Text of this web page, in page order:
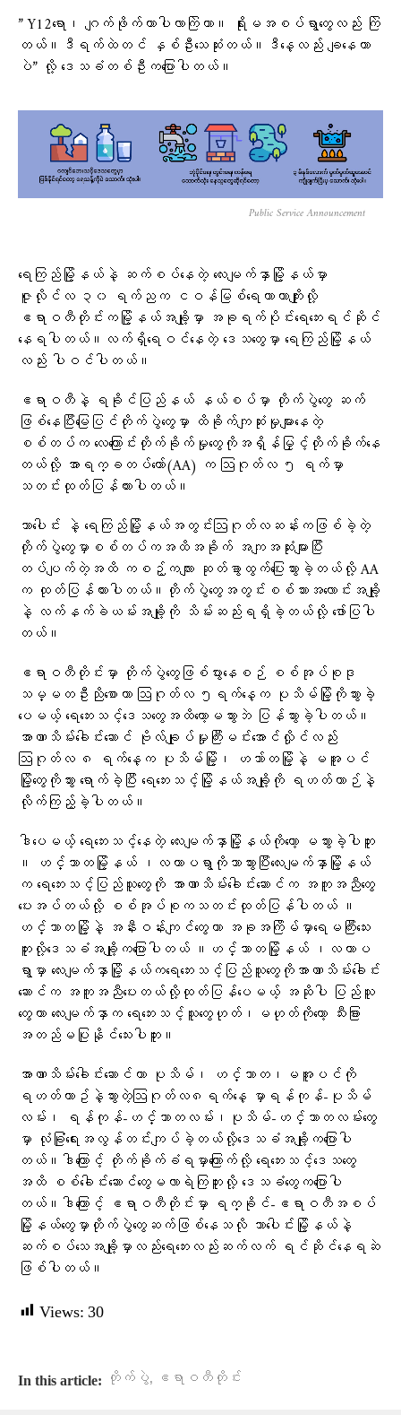
” Y12ရော၊ ဂျက်ဖိုက်တာပါလာကြဲတာ။ ရိုးမအစပ်ရွာတွေလည်း ကြဲ
တယ်။ဒီရက်ထဲတင် နှစ်ဦးသေဆုံးတယ်။ဒီနေ့လည်း ချနေတာ
ပဲ” လို့ ဒေသခံတစ်ဦးကပြောပါတယ်။
Public Service Announcement
ရေကြည်မြို့နယ်နဲ့ ဆက်စပ်နေတဲ့ လေးမျက်နှာမြို့နယ်မှာ
ဇူလိုင်လ ၃၀ ရက်ညက ငဝန်မြစ်ရေကာတာကျိုးလို့
ဧရာဝတီတိုင်းကမြို့နယ်အချို့မှာ အခုရက်ပိုင်းရေဘေးရင်ဆိုင်
နေရပါတယ်။လက်ရှိရေဝင်နေတဲ့ ဒေသတွေမှာ ရေကြည်မြို့နယ်
လည်း ပါဝင်ပါတယ်။
ဧရာဝတီနဲ့ ရခိုင်ပြည်နယ် နယ်စပ်မှာ တိုက်ပွဲတွေ ဆက်
ဖြစ်နေပြီးမြေပြင်တိုက်ပွဲတွေမှာ ထိခိုက်ကျဆုံးမှုများနေတဲ့
စစ်တပ်က လေကြောင်းတိုက်ခိုက်မှုတွေကိုအရှိန်မြှင့်တိုက်ခိုက်နေ
တယ်လို့ အာရက္ခတပ်တော်(AA) က ဩဂုတ်လ ၅ ရက်မှာ
သတင်းထုတ်ပြန်ထားပါတယ်။
သာပေါင်း နဲ့ ရေကြည်မြို့နယ်အတွင်းဩဂုတ်လဆန်းကဖြစ်ခဲ့တဲ့
တိုက်ပွဲတွေမှာစစ်တပ်ကအထိအခိုက် အကျအဆုံးများပြီး
တပ်ပျက်တဲ့အထိ ကစဉ့်ကလျား ဆုတ်ခွာထွက်ပြေးသွားခဲ့တယ်လို့ AA
က ထုတ်ပြန်ထားပါတယ်။တိုက်ပွဲတွေအတွင်းစစ်သားအလောင်းအချို့
နဲ့ လက်နက်ခဲယမ်းအချို့ကို သိမ်းဆည်းရရှိခဲ့တယ်လို့ ​ဖော်ပြပါ
တယ်။
ဧရာဝတီတိုင်းမှာ တိုက်ပွဲတွေဖြစ်ပွားနေစဉ် စစ်အုပ်စုဒု
သမ္မတဦးညိုစောဟာ ဩဂုတ်လ ၅ရက်နေ့က ပုသိမ်မြို့ကိုသွားခဲ့​
ပေမယ့် ရေဘေးသင့်‌ဒေသတွေအထိ​တော့မသွားဘဲ ပြန်သွားခဲ့ပါတယ်။
အာဏာသိမ်းခေါင်းဆောင် ဗိုလ်ချုပ်မှုးကြီးမင်းအောင်လှိုင်လည်း
ဩဂုတ်လ ၈ ရက်နေ့က ပုသိမ်မြို့၊ ဟသာ်တမြို့နဲ့ မအူပင်
မြို့​တွေကိုသွား ရောက်ခဲ့ပြီး ‌ရေဘေးသင့်မြို့နယ်အချို့ကို ရဟတ်ယာဉ်နဲ့
လိုက်ကြည့်ခဲ့ပါတယ်။
ဒါ​ပေမယ့် ​ရေ​ဘေးသင့်​​နေတဲ့ လေးမျက်နှာမြို့နယ်ကို​တော့ မသွားခဲ့ပါဘူး
။ ဟင်္သာတမြို့နယ် ၊လဟာပရွာကိုသာသွားပြီးလေးမျက်နှာမြို့နယ်
က ​ရေ​ဘေးသင့်ပြည်သူ​တွေကို အာဏာသိမ်း​ခေါင်း​ဆောင်က အကူအညီ​တွေ​
ပေးအပ်တယ်လို့ စစ်အုပ်စုကသတင်းထုတ်ပြန်ပါတယ် ။
ဟင်္သာတမြို့နဲ့ အနီးဝန်းကျင်​တွေဟာ ​အခုအကြိမ်မှာရေမကြီး​သေး
ဘူးလို့​ဒေသခံအချို့က​ပြောပါတယ် ။ဟင်္သာတမြို့နယ် ၊လဟာပ
ရွာမှာ​ ​လေးမျက်နှာမြို့နယ်ကရေ​ဘေးသင့်ပြည်သူ​တွေကိုအာဏာသိမ်း​ခေါင်း​
ဆောင်က အကူအညီ​ပေးတယ်လို့ထုတ်ပြန်​​ပေမယ့် အဆိုပါ ပြည်သူ​
တွေဟာ ​လေးမျက်နှာက ​ရေ​ဘေးသင့်သူ​တွေဟုတ်၊မဟုတ်ကို​တော့ သီးခြား
အတည်မပြုနိုင်​သေးပါဘူး။
အာဏာသိမ်း​ခေါင်း​ဆောင်ဟာ ပုသိမ်၊ ဟင်္သာတ၊မအူပင်ကို
ရဟတ်ယာဥ်နဲ့သွားတဲ့ဩဂုတ်လ၈ရက်နေ့ ​မှာရန်ကုန်-ပုသိမ်
လမ်း၊ ရန်ကုန်-ဟင်္သာတလမ်း၊ပုသိမ်-ဟင်္သာတလမ်းတွေ
မှာ လုံခြုံရေးအလွန်တင်းကျပ်ခဲ့တယ်လို့​ဒေသခံအချို့က​ပြောပါ
တယ်။ဒါ​ကြောင့် တိုက်ခိုက်ခံရမှာကြောက်လို့ ရေဘေးသင့်ဒေသတွေ
အထိ စစ်ခေါင်းဆောင်တွေမလာရဲကြဘူးလို့ ဒေသခံတွေကပြောပါ
တယ်။ဒါ​ကြောင့် ဧရာဝတီတိုင်းမှာ ရက္ခိုင်-ဧရာဝတီအစပ်
မြို့နယ်​တွေမှာတိုက်ပွဲတွေဆက်ဖြစ်နေသလို သာ​​ပေါင်းမြိို့နယ်နဲ့
ဆက်စပ်​သေအချို့မှာလည်းရေဘေးလည်းဆက်လက် ရင်ဆိုင်နေရဆဲ
ဖြစ်ပါတယ်။
Views: 30
In this article: တိုက်ပွဲ, ဧရာဝတီတိုင်း